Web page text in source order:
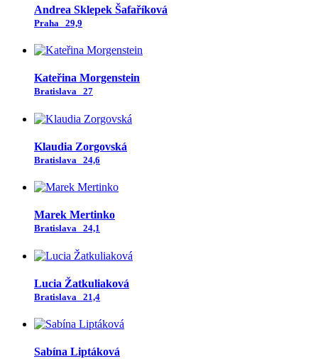
Andrea Sklepek Šafaříková
Praha 29,9
Kateřina Morgenstein
Bratislava 27
Klaudia Zorgovská
Bratislava 24,6
Marek Mertinko
Bratislava 24,1
Lucia Žatkuliaková
Bratislava 21,4
Sabína Liptáková